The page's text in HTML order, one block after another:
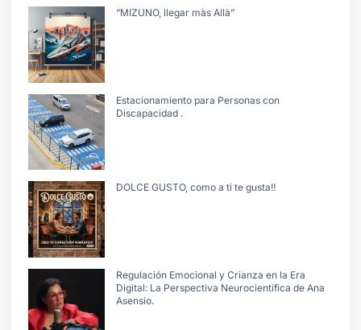
“MIZUNO, llegar màs Allà”
Estacionamiento para Personas con
Discapacidad .
DOLCE GUSTO, como a ti te gusta!!
Regulación Emocional y Crianza en la Era
Digital: La Perspectiva Neurocientífica de Ana
Asensio.